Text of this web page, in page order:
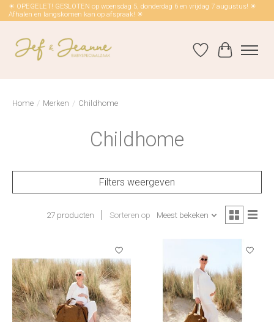
☀ OPEGELET! GESLOTEN op woensdag 5, donderdag 6 en vrijdag 7 augustus! ☀
Afhalen en langskomen kan op afspraak! ☀
Verlanglijst
Home / Merken / Childhome
Childhome
Filters weergeven
27 producten Sorteren op Meest bekeken